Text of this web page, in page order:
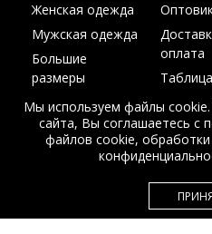
© Интернет магазин
EDEM-ROOM
Женская одежда
Мужская одежда
Большие
размеры
Акции
оплата
Таблица
Мы используем файлы
сайта, Вы соглашаетесь с
файлов cookie,